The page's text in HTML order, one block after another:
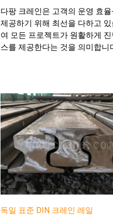
다팡 크레인은 고객의 운영 효
제공하기 위해 최선을 다하고
여 모든 프로젝트가 원활하게
스를 제공한다는 것을 의미합니
독일 표준 DIN 크레인 레일